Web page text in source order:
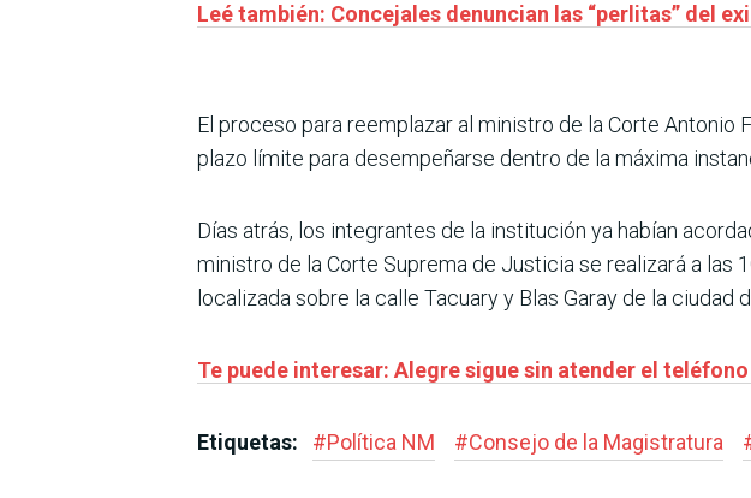
Leé también: Concejales denuncian las “perlitas” del
El proceso para reemplazar al ministro de la Corte
plazo límite para desempeñarse dentro de la máxima
Días atrás, los integrantes de la institución ya habían
ministro de la Corte Suprema de Justicia se realizará a las
localizada sobre la calle Tacuary y Blas Garay de la ciudad
Te puede interesar: Alegre sigue sin atender el
Etiquetas: #Política NM #Consejo de la Magistratura